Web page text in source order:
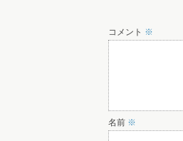
コメント ※
名前 ※